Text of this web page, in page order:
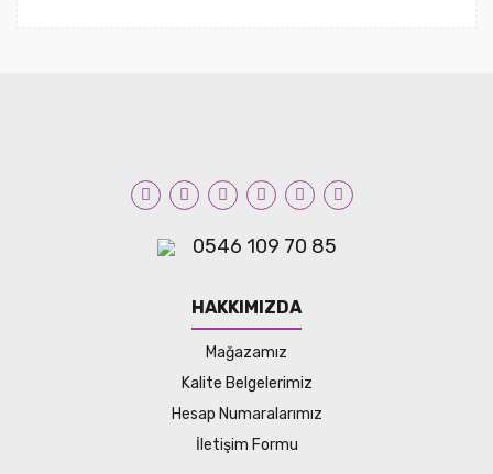
0546 109 70 85
HAKKIMIZDA
Mağazamız
Kalite Belgelerimiz
Hesap Numaralarımız
İletişim Formu